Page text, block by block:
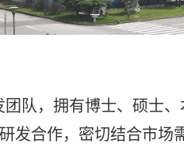
队，拥有博士、硕士
发合作，密切结合市场